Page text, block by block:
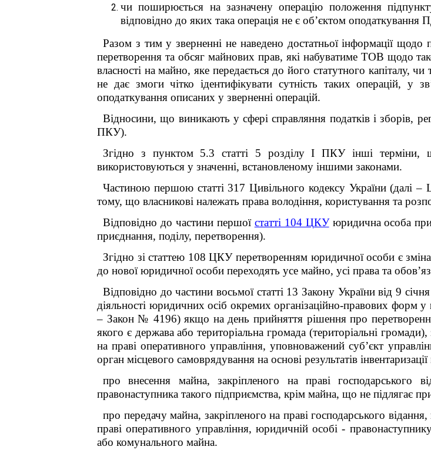
чи поширюється на зазначену операцію положення
відповідно до яких така операція не є об’єктом оподаткування
Разом з тим у зверненні не наведено достатньої інформації
перетворення та обсяг майнових прав, які набуватиме ТОВ щодо
власності на майно, яке передається до його статутного капіталу,
не дає змоги чітко ідентифікувати сутність таких операцій,
оподаткування описаних у зверненні операцій.
Відносини, що виникають у сфері справляння податків і зборів,
ПКУ).
Згідно з пунктом 5.3 статті 5 розділу I ПКУ інші
використовуються у значенні, встановленому іншими законами.
Частиною першою статті 317 Цивільного кодексу України(далі –
тому, що власникові належать права володіння, користування та
Відповідно до частини першої статті 104 ЦКУюридична особа
приєднання, поділу, перетворення).
Згідно зі статтею 108 ЦКУ перетворенням юридичної особи є
до нової юридичної особи переходять усе майно, усі права та
Відповідно до частини восьмої статті 13 Закону України від 9
діяльності юридичних осіб окремих організаційно-правових форм
– Закон № 4196) якщо на день прийняття рішення про
якого є держава або територіальна громада (територіальні
на праві оперативного управління, уповноважений суб’єкт
орган місцевого самоврядування на основі результатів
про внесення майна, закріпленого на праві господарського
правонаступника такого підприємства, крім майна, що не підлягає
про передачу майна, закріпленого на праві господарського
праві оперативного управління, юридичній особі -
або комунального майна.